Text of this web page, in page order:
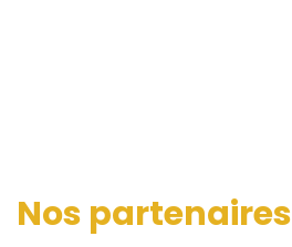
Nos partenaires